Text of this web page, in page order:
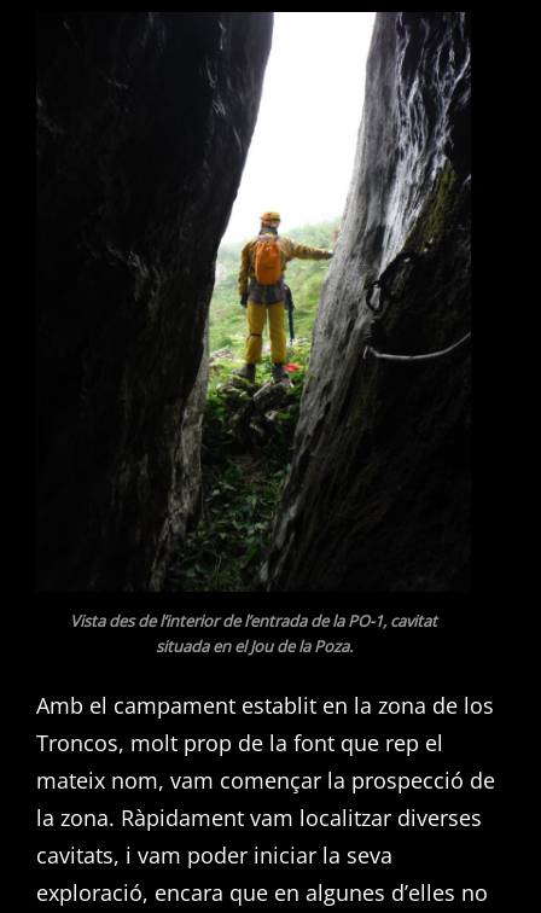
Vista des de l’interior de l’entrada de la PO-1, cavitat
situada en el Jou de la Poza.
Amb el campament establit en la zona de los
Troncos, molt prop de la font que rep el
mateix nom, vam començar la prospecció de
la zona. Ràpidament vam localitzar diverses
cavitats, i vam poder iniciar la seva
exploració, encara que en algunes d’elles no